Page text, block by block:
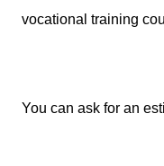
vocational training
You can ask for an